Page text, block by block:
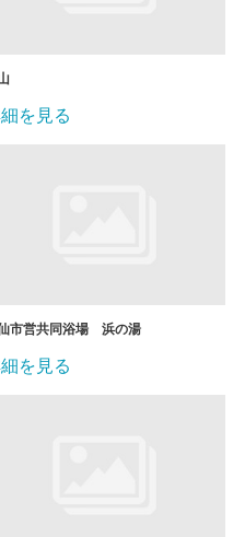
を見る
市営共同浴場 浜の湯
を見る